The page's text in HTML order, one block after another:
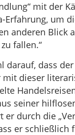
mit der
Erfahrung, um
anderen Blick
fallen.“
darauf, dass
mit dieser
seiner
er durch die
er